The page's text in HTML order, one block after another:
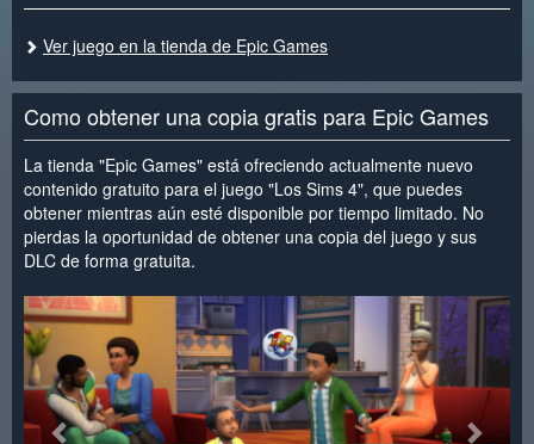
Ver juego en la tienda de Epic Games
Como obtener una copia gratis para Epic Games
La tienda "Epic Games" está ofreciendo actualmente nuevo
contenido gratuito para el juego "Los Sims 4", que puedes
obtener mientras aún esté disponible por tiempo limitado. No
pierdas la oportunidad de obtener una copia del juego y sus
DLC de forma gratuita.
< >